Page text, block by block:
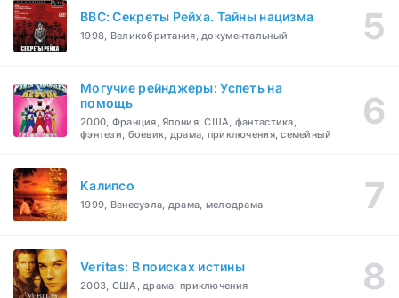
BBC: Секреты Рейха. Тайны нацизма
1998, Великобритания, документальный
Могучие рейнджеры: Успеть на
помощь
2000, Франция, Япония, США, фантастика,
фэнтези, боевик, драма, приключения, семейный
Калипсо
1999, Венесуэла, драма, мелодрама
Veritas: В поисках истины
2003, США, драма, приключения